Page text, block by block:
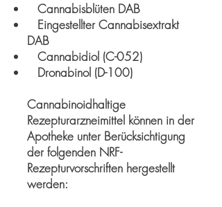
Cannabisblüten DAB
Eingestellter Cannabisextrakt
DAB
Cannabidiol (C-052)
Dronabinol (D-100)
Cannabinoidhaltige
Rezepturarzneimittel können in der
Apotheke unter Berücksichtigung
der folgenden NRF-
Rezepturvorschriften hergestellt
werden: